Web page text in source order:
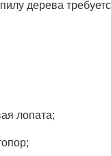
дерева
лопата;